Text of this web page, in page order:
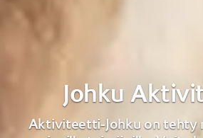
Johku
Aktiviteetti-Johku on tehty